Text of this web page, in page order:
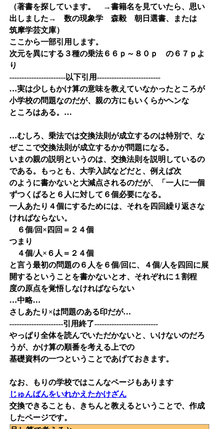
（著書を探しています。 →書籍名を見ていたら、思い
出しました→ 数の現象学 森毅 朝日選書、または
筑摩学芸文庫）
ここから一部引用します。
次元を異にする３種の乗法６６ｐ～８０ｐ の６７ｐよ
り
-----------------------以下引用--------------------------
…実は少しもかけ算の意味を教えていなかったところが
小学校の問題なのだが、親の方にもいくらかヘンな
ところはある。…
…むしろ、乗法では交換法則が成立するのは特別で、な
ぜここで交換法則が成立するかが問題になる。
いまの親の説明というのは、交換法則を説明しているの
である。もっとも、大学入試などだと、例えば次
のように書かないと大減点されるのだが、「一人に一個
ずつくばると６人に対して６個必要になる。
一人あたり４個にするためには、それを四回繰り返さな
ければならない。
６個/回×四回＝２４個
つまり
４個/人×６人＝２４個
と言う最初の問題の６人を６個/回に、４個/人を四回に展
開するということを書かないとオ、それぞれに１割程
度の原点を覚悟しなければならない
…中略…
さしあたり×は問題のある印だが…
----------------------引用終了--------------------------
やっぱり全体を読んでいただかないと、いけないのだろ
うが、かけ算の順番を考える上での
基礎資料の一つということであげておきます。
なお、もりの学校ではこんなページもあります
じゅんばんをいれかえたかけざん
交換できることも、きちんと教えるということで、作成
したページです。